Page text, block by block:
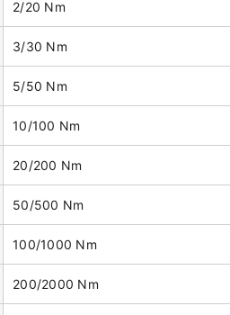
2/20 Nm
3/30 Nm
5/50 Nm
10/100 Nm
20/200 Nm
50/500 Nm
100/1000 Nm
200/2000 Nm